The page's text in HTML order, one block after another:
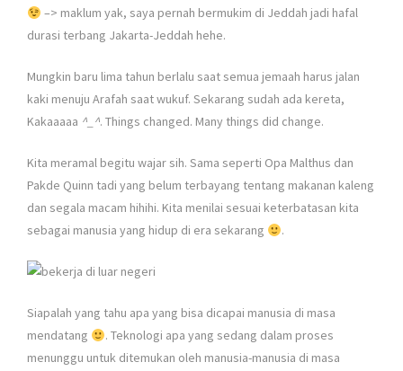
–> maklum yak, saya pernah bermukim di Jeddah jadi hafal
durasi terbang Jakarta-Jeddah hehe.
Mungkin baru lima tahun berlalu saat semua jemaah harus jalan
kaki menuju Arafah saat wukuf. Sekarang sudah ada kereta,
Kakaaaaa ^_^. Things changed. Many things did change.
Kita meramal begitu wajar sih. Sama seperti Opa Malthus dan
Pakde Quinn tadi yang belum terbayang tentang makanan kaleng
dan segala macam hihihi. Kita menilai sesuai keterbatasan kita
sebagai manusia yang hidup di era sekarang
.
Siapalah yang tahu apa yang bisa dicapai manusia di masa
mendatang
. Teknologi apa yang sedang dalam proses
menunggu untuk ditemukan oleh manusia-manusia di masa